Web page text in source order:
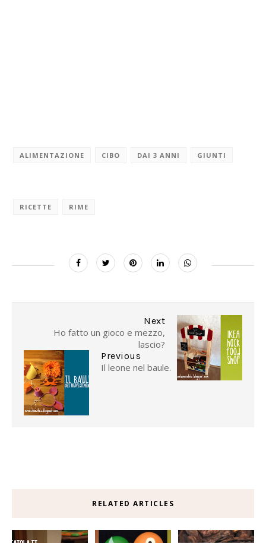
ALIMENTAZIONE CIBO DAI 3 ANNI GIUNTI
RICETTE RIME
Next
Ho fatto un gioco e mezzo,
lascio?
Previous
Il leone nel baule.
RELATED ARTICLES